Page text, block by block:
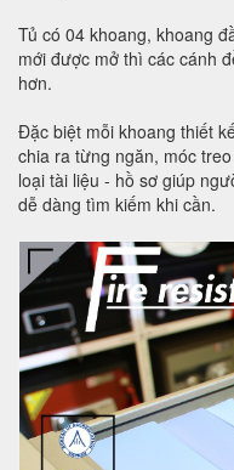
Tủ có 04 khoang, khoang
mới được mở thì các cánh
hơn.
Đặc biệt mỗi khoang thiết
chia ra từng ngăn, móc
loại tài liệu - hồ sơ giúp
dễ dàng tìm kiếm khi cần.